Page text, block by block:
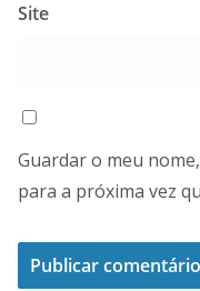
Site
Guardar o meu
para a próxima vez